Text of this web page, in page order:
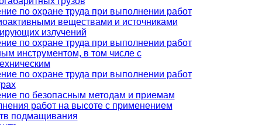
по охране труда при выполнении работ
веществами и источниками
излучений
по охране труда при выполнении работ
инструментом, в том числе с
по охране труда при выполнении работ
по безопасным методам и приемам
работ на высоте с применением
подмащивания